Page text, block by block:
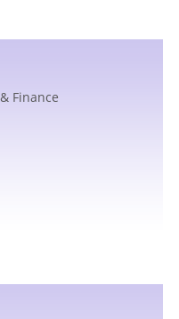
Finance